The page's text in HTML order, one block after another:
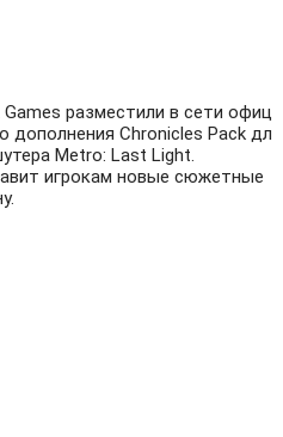
разместили в сети офиц
дополнения Chronicles Pack дл
Metro: Last Light.
игрокам новые сюжетные